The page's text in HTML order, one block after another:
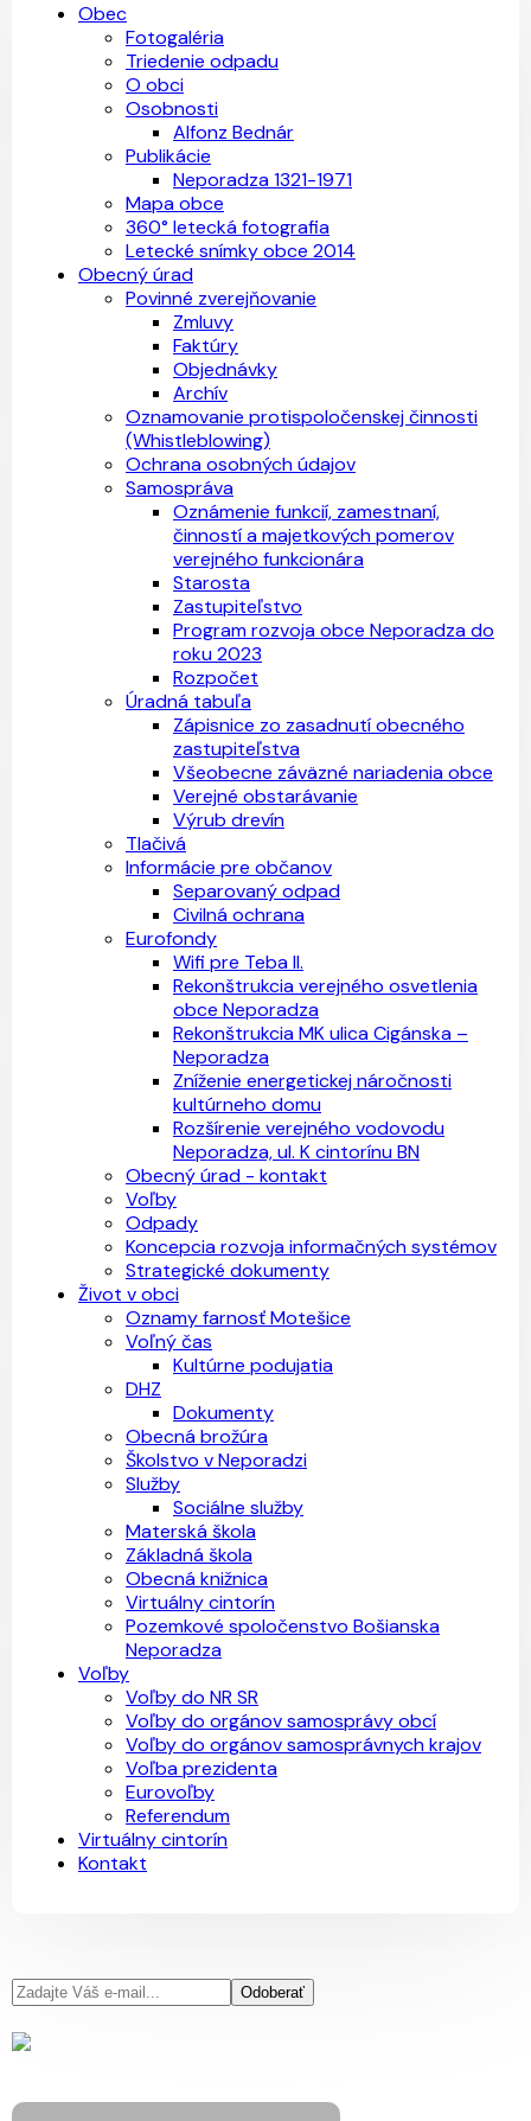
Obec
Fotogaléria
Triedenie odpadu
O obci
Osobnosti
Alfonz Bednár
Publikácie
Neporadza 1321-1971
Mapa obce
360° letecká fotografia
Letecké snímky obce 2014
Obecný úrad
Povinné zverejňovanie
Zmluvy
Faktúry
Objednávky
Archív
Oznamovanie protispoločenskej činnosti
(Whistleblowing)
Ochrana osobných údajov
Samospráva
Oznámenie funkcií, zamestnaní,
činností a majetkových pomerov
verejného funkcionára
Starosta
Zastupiteľstvo
Program rozvoja obce Neporadza do
roku 2023
Rozpočet
Úradná tabuľa
Zápisnice zo zasadnutí obecného
zastupiteľstva
Všeobecne záväzné nariadenia obce
Verejné obstarávanie
Výrub drevín
Tlačivá
Informácie pre občanov
Separovaný odpad
Civilná ochrana
Eurofondy
Wifi pre Teba II.
Rekonštrukcia verejného osvetlenia
obce Neporadza
Rekonštrukcia MK ulica Cigánska –
Neporadza
Zníženie energetickej náročnosti
kultúrneho domu
Rozšírenie verejného vodovodu
Neporadza, ul. K cintorínu BN
Obecný úrad - kontakt
Voľby
Odpady
Koncepcia rozvoja informačných systémov
Strategické dokumenty
Život v obci
Oznamy farnosť Motešice
Voľný čas
Kultúrne podujatia
DHZ
Dokumenty
Obecná brožúra
Školstvo v Neporadzi
Služby
Sociálne služby
Materská škola
Základná škola
Obecná knižnica
Virtuálny cintorín
Pozemkové spoločenstvo Bošianska
Neporadza
Voľby
Voľby do NR SR
Voľby do orgánov samosprávy obcí
Voľby do orgánov samosprávnych krajov
Voľba prezidenta
Eurovoľby
Referendum
Virtuálny cintorín
Kontakt
Odoberať